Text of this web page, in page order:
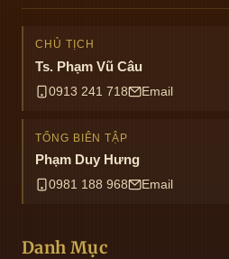
CHỦ TỊCH
Ts. Phạm Vũ Câu
0913 241 718 Email
TỔNG BIÊN TẬP
Phạm Duy Hưng
0981 188 968 Email
Danh Mục